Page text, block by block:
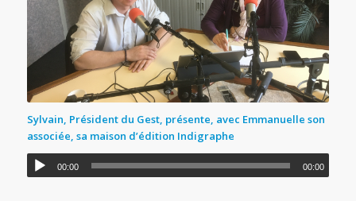
Sylvain, Président du Gest, présente, avec Emmanuelle son
associée, sa maison d’édition Indigraphe
00:00 00:00